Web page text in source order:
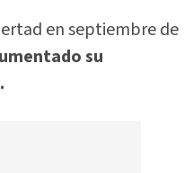
en septiembre de
su